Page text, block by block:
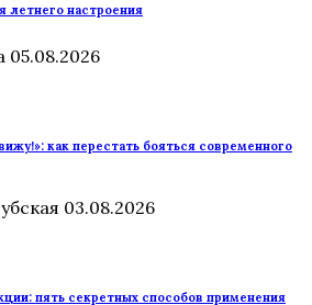
летнего настроения
05.08.2026
как перестать бояться современного
03.08.2026
пять секретных способов применения